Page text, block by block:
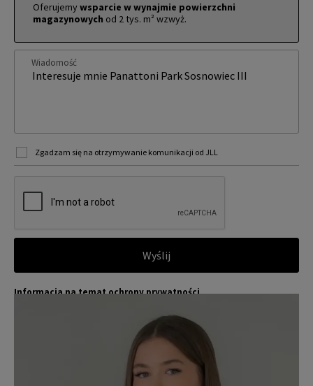
Oferujemywsparcie w wynajmie powierzchni
magazynowych od 2 tys. m² wzwyż.
Wiadomość
Zgadzam się na otrzymywanie komunikacji od JLL
Wyślij
Informacja na temat ochrony prywatności
iązanymi jest wiodącym globalnym dostawcą usług w zakresie zar
ządzania nieruchomościami i inwestycjami. Poważnie traktujemy
obowiązek ochrony przekazywanych nam danych osobowych.
Dane osobowe, które zbieramy od użytkowników, służą do zapew
nienia im dostępu do portalu magazyny.pl, umożliwienia im korzy
stania z portalu, a także, za ich zgodą, do wysyłania im komunika